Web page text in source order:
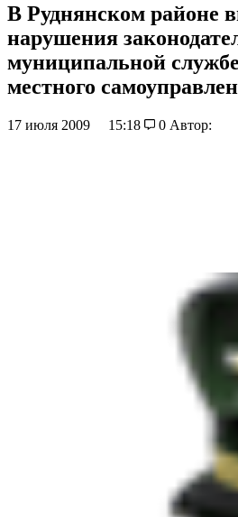
В Руднянском районе
нарушения
муниципальной
местного
17 июля 2009 15:18 0 Автор: